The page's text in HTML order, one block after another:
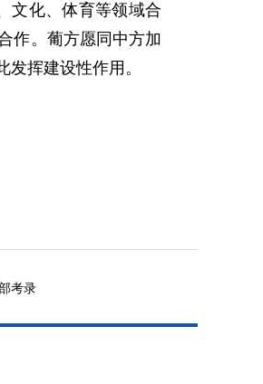
文化、体育等领域合
作。葡方愿同中方加
挥建设性作用。
考录